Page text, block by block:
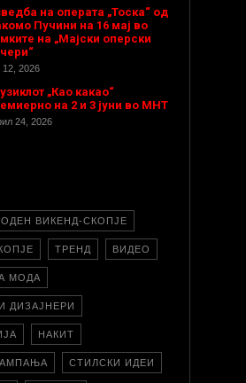
на операта „Тоска“ од
Пучини на 16 мај во
на „Мајски оперски
12, 2026
„Као какао“
на 2 и 3 јуни во МНТ
24, 2026
ВИКЕНД-СКОПЈЕ
ТРЕНД ВИДЕО
МОДА
ДИЗАЈНЕРИ
НАКИТ
СТИЛСКИ ИДЕИ